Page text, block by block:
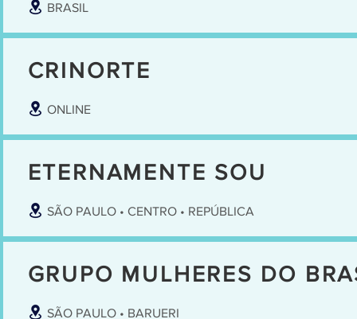
BRASIL
CRINORTE
ONLINE
ETERNAMENTE SOU
SÃO PAULO • CENTRO • REPÚBLICA
GRUPO MULHERES DO
SÃO PAULO • BARUERI